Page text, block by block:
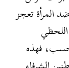
المرأة تعجز
فهذه